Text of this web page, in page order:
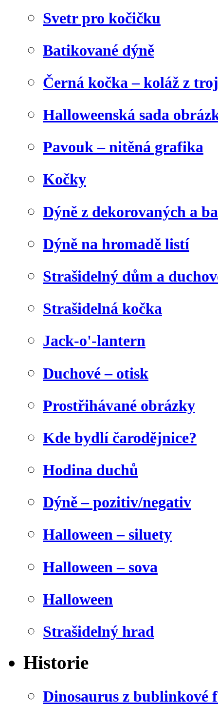
Svetr pro kočičku
Batikované dýně
Černá kočka – koláž z
Halloweenská sada
Pavouk – nitěná grafika
Kočky
Dýně z dekorovaných a
Dýně na hromadě listí
Strašidelný dům a
Strašidelná kočka
Jack-o'-lantern
Duchové – otisk
Prostřihávané obrázky
Kde bydlí čarodějnice?
Hodina duchů
Dýně – pozitiv/negativ
Halloween – siluety
Halloween – sova
Halloween
Strašidelný hrad
Historie
Dinosaurus z bublinkové